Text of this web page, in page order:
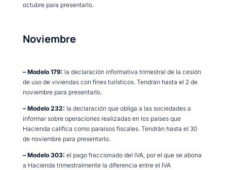
octubre para presentarlo.
Noviembre
– Modelo 179: la declaración informativa trimestral de la cesión
de uso de viviendas con fines turísticos. Tendrán hasta el 2 de
noviembre para presentarlo.
– Modelo 232: la declaración que obliga a las sociedades a
informar sobre operaciones realizadas en los países que
Hacienda califica como paraísos fiscales. Tendrán hasta el 30
de noviembre para presentarlo.
– Modelo 303: el pago fraccionado del IVA, por el que se abona
a Hacienda trimestralmente la diferencia entre el IVA